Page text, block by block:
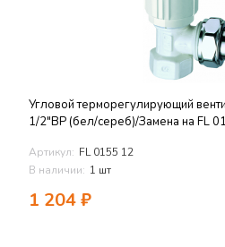
Угловой терморегулирующий
1/2"ВР (бел/сереб)/Замена на FL
Артикул: FL 0155 12
В наличии: 1 шт
1 204₽